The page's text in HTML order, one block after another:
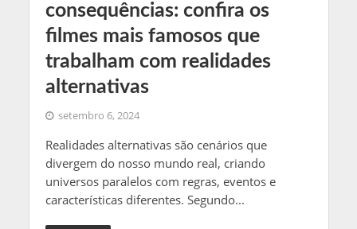
consequências: confira os
filmes mais famosos que
trabalham com realidades
alternativas
setembro 6, 2024
Realidades alternativas são cenários que
divergem do nosso mundo real, criando
universos paralelos com regras, eventos e
características diferentes. Segundo...